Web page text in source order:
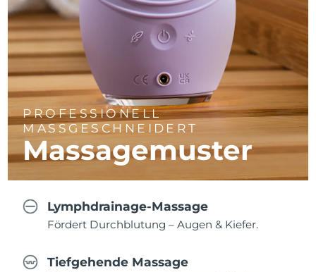
PROFESSIONELL
MASSGESCHNEIDERT
Massagemuster
Lymphdrainage-Massage
Fördert Durchblutung – Augen & Kiefer.
Tiefgehende Massage